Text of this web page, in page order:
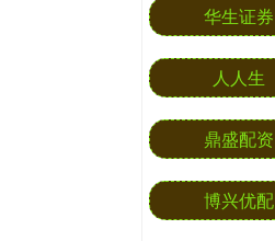
华生证券
人人生
鼎盛配资
博兴优配